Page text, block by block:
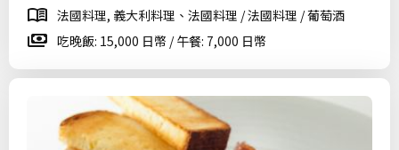
法國料理, 義大利料理、法國料理 / 法國料理 / 葡萄酒
吃晚飯: 15,000 日幣 / 午餐: 7,000 日幣